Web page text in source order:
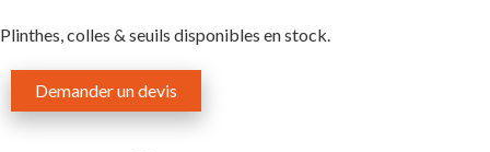
Plinthes, colles & seuils disponibles en stock.
Demander un devis